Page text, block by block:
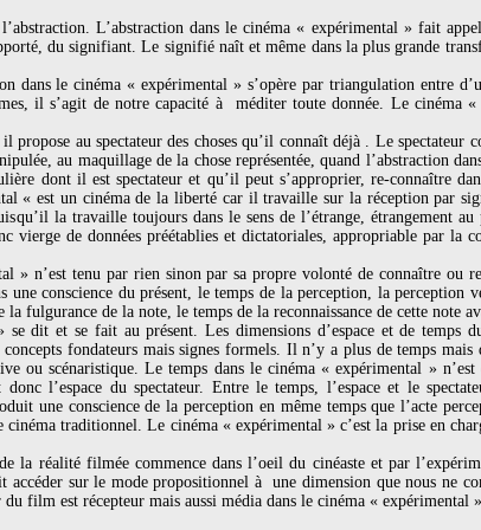
L’abstraction dans le cinéma « expérimental » fait
du signifiant. Le signifié naît et même dans la plus grande
dans le cinéma « expérimental » s’opère par triangulation entre
il s’agit de notre capacité à méditer toute donnée. Le cinéma
au spectateur des choses qu’il connaît déjà . Le spectateur
au maquillage de la chose représentée, quand l’abstraction
dont il est spectateur et qu’il peut s’approprier, re-connaître
« est un cinéma de la liberté car il travaille sur la réception par
la travaille toujours dans le sens de l’étrange, étrangement
vierge de données préétablies et dictatoriales, appropriable par la
» n’est tenu par rien sinon par sa propre volonté de connaître ou
une conscience du présent, le temps de la perception, la perception
fulgurance de la note, le temps de la reconnaissance de cette note
dit et se fait au présent. Les dimensions d’espace et de temps
fondateurs mais signes formels. Il n’y a plus de temps
ou scénaristique. Le temps dans le cinéma « expérimental »
l’espace du spectateur. Entre le temps, l’espace et le
une conscience de la perception en même temps que l’acte
traditionnel. Le cinéma « expérimental » c’est la prise en
réalité filmée commence dans l’oeil du cinéaste et par
sur le mode propositionnel à une dimension que nous ne
film est récepteur mais aussi média dans le cinéma « expérimental